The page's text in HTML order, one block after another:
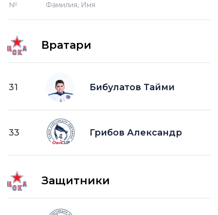
игрока на площадке
-2 —
игроков на площад
шайба забитая в большинстве на одного
игрока на площадке
+2 — шайба забитая в большинстве на двух
шайба забитая в пустые ворота
№ Фамилия, Имя
Вратари
31 Бибулатов Тайми
33 Грибов Александр
Защитники